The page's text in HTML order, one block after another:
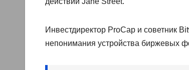
Инвестдиректор ProCap и советник
непонимания устройства биржевых